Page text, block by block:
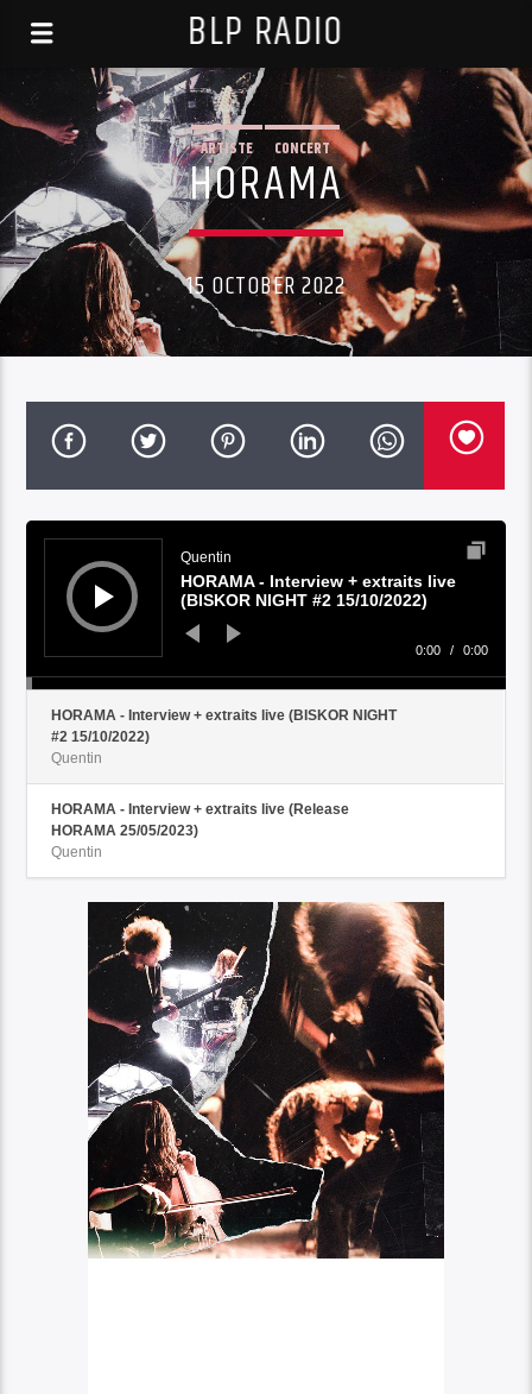
BLP RADIO
ARTISTE CONCERT
HORAMA
15 OCTOBER 2022
Audio
Player
Quentin
HORAMA - Interview + extraits live
(BISKOR NIGHT #2 15/10/2022)
0:00 / 0:00
HORAMA - Interview + extraits live (BISKOR NIGHT
#2 15/10/2022)
Quentin
HORAMA - Interview + extraits live (Release
HORAMA 25/05/2023)
Quentin